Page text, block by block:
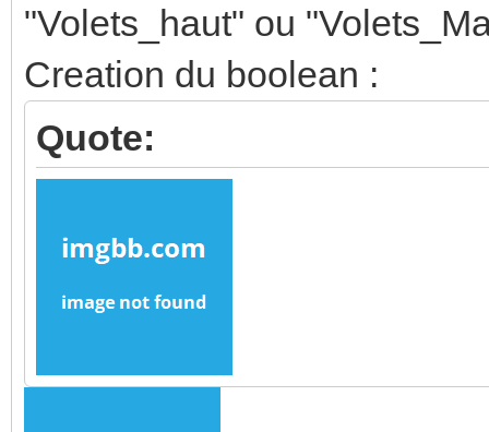
"Volets_haut" ou
Creation du boolean :
Quote: